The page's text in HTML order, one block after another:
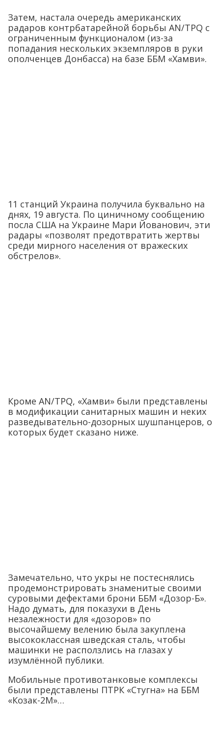
Затем, настала очередь американских
радаров контрбатарейной борьбы AN/TPQ с
ограниченным функционалом (из-за
попадания нескольких экземпляров в руки
ополченцев Донбасса) на базе ББМ «Хамви».
11 станций Украина получила буквально на
днях, 19 августа. По циничному сообщению
посла США на Украине Мари Йованович, эти
радары «позволят предотвратить жертвы
среди мирного населения от вражеских
обстрелов».
Кроме AN/TPQ, «Хамви» были представлены
в модификации санитарных машин и неких
разведывательно-дозорных шушпанцеров, о
которых будет сказано ниже.
Замечательно, что укры не постеснялись
продемонстрировать знаменитые своими
суровыми дефектами брони ББМ «Дозор-Б».
Надо думать, для показухи в День
незалежности для «дозоров» по
высочайшему велению была закуплена
высококлассная шведская сталь, чтобы
машинки не расползлись на глазах у
изумлённой публики.
Мобильные противотанковые комплексы
были представлены ПТРК «Стугна» на ББМ
«Козак-2М»…